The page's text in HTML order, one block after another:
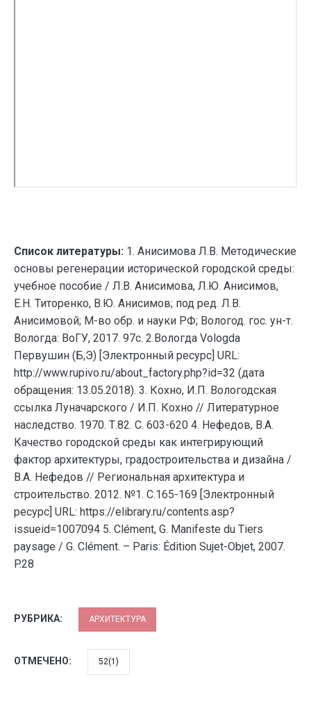
Список литературы: 1. Анисимова Л.В. Методические
основы регенерации исторической городской среды:
учебное пособие / Л.В. Анисимова, Л.Ю. Анисимов,
Е.Н. Титоренко, В.Ю. Анисимов; под ред. Л.В.
Анисимовой; М-во обр. и науки РФ; Вологод. гос. ун-т.
Вологда: ВоГУ, 2017. 97с. 2.Вологда Vologda
Первушин (Б,Э) [Электронный ресурс] URL:
http://www.rupivo.ru/about_factory.php?id=32 (дата
обращения: 13.05.2018). 3. Кохно, И.П. Вологодская
ссылка Луначарского / И.П. Кохно // Литературное
наследство. 1970. Т.82. С. 603-620 4. Нефедов, В.А.
Качество городской среды как интегрирующий
фактор архитектуры, градостроительства и дизайна /
В.А. Нефедов // Региональная архитектура и
строительство. 2012. №1. С.165-169 [Электронный
ресурс] URL: https://elibrary.ru/contents.asp?
issueid=1007094 5. Clément, G. Manifeste du Tiers
paysage / G. Clément. – Paris: Édition Sujet-Objet, 2007.
P.28
РУБРИКА: АРХИТЕКТУРА
ОТМЕЧЕНО: 52(1)